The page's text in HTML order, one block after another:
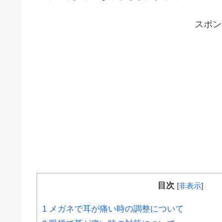
スポ
目次 [非表示]
1 メガネで耳が痛い時の調整について